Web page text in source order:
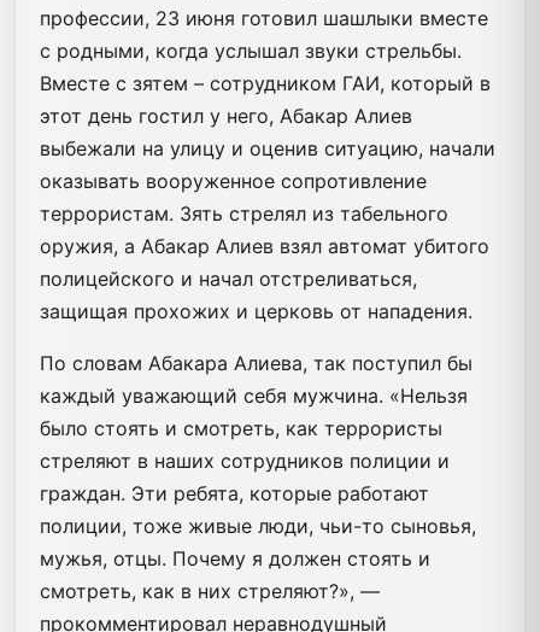
профессии, 23 июня готовил шашлыки вместе
с родными, когда услышал звуки стрельбы.
Вместе с зятем – сотрудником ГАИ, который в
этот день гостил у него, Абакар Алиев
выбежали на улицу и оценив ситуацию, начали
оказывать вооруженное сопротивление
террористам. Зять стрелял из табельного
оружия, а Абакар Алиев взял автомат убитого
полицейского и начал отстреливаться,
защищая прохожих и церковь от нападения.
По словам Абакара Алиева, так поступил бы
каждый уважающий себя мужчина. «Нельзя
было стоять и смотреть, как террористы
стреляют в наших сотрудников полиции и
граждан. Эти ребята, которые работают
полиции, тоже живые люди, чьи-то сыновья,
мужья, отцы. Почему я должен стоять и
смотреть, как в них стреляют?», —
прокомментировал неравнодушный